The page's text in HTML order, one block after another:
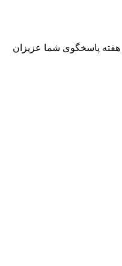
پاسخگوی شما عزیزان